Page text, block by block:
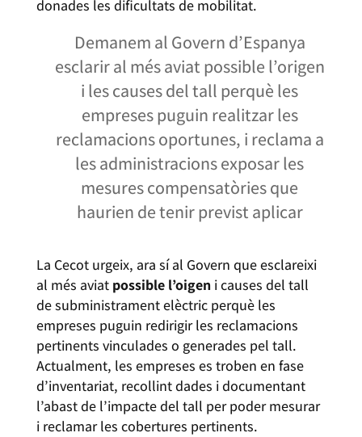
donades les dificultats de mobilitat.
Demanem al Govern d’Espanya
esclarir al més aviat possible l’origen
i les causes del tall perquè les
empreses puguin realitzar les
reclamacions oportunes, i reclama a
les administracions exposar les
mesures compensatòries que
haurien de tenir previst aplicar
La Cecot urgeix, ara sí al Govern que esclareixi
al més aviat possible l’oigeni causes del tall
de subministrament elèctric perquè les
empreses puguin redirigir les reclamacions
pertinents vinculades o generades pel tall.
Actualment, les empreses es troben en fase
d’inventariat, recollint dades i documentant
l’abast de l’impacte del tall per poder mesurar
i reclamar les cobertures pertinents.